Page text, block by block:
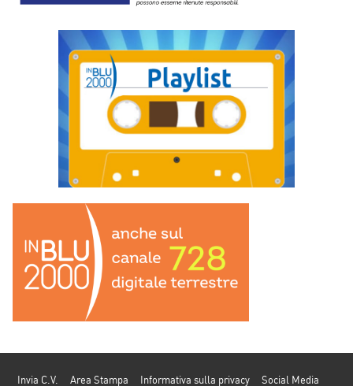
Invia C.V. Area Stampa Informativa sulla privacy Social Media